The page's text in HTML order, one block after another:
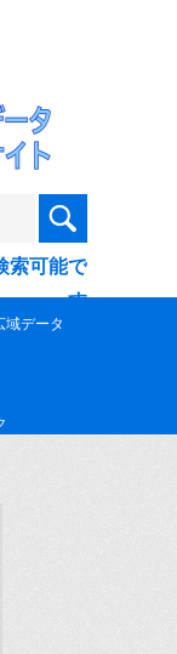
索可能で
す
域データ